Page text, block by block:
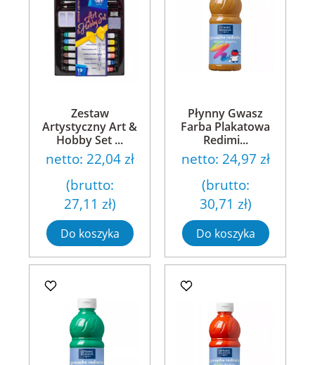
Zestaw
Artystyczny Art &
Hobby Set ...
netto: 22,04 zł
(brutto:
27,11 zł)
Do koszyka
Płynny Gwasz
Farba Plakatowa
Redimi...
netto: 24,97 zł
(brutto:
30,71 zł)
Do koszyka